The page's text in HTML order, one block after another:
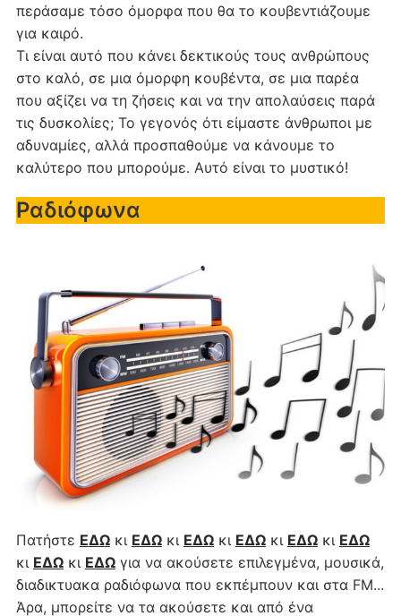
περάσαμε τόσο όμορφα που θα το κουβεντιάζουμε
για καιρό.
Τι είναι αυτό που κάνει δεκτικούς τους ανθρώπους
στο καλό, σε μια όμορφη κουβέντα, σε μια παρέα
που αξίζει να τη ζήσεις και να την απολαύσεις παρά
τις δυσκολίες; Το γεγονός ότι είμαστε άνθρωποι με
αδυναμίες, αλλά προσπαθούμε να κάνουμε το
καλύτερο που μπορούμε. Αυτό είναι το μυστικό!
Ραδιόφωνα
Πατήστε ΕΔΩκι ΕΔΩκι ΕΔΩκι ΕΔΩκι ΕΔΩκι ΕΔΩ
κι ΕΔΩκι ΕΔΩγια να ακούσετε επιλεγμένα, μουσικά,
διαδικτυακα ραδιόφωνα που εκπέμπουν και στα FM...
Άρα, μπορείτε να τα ακούσετε και από ένα